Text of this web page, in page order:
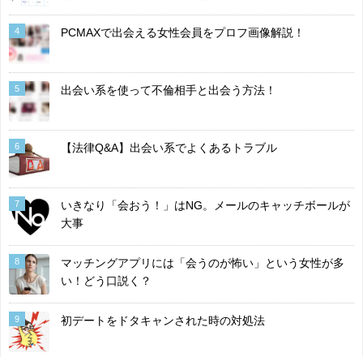
4 PCMAXで出会える女性会員をプロフ画像解説！
5 出会い系を使って不倫相手と出会う方法！
6 【法律Q&A】出会い系でよくあるトラブル
7
いきなり「会おう！」はNG。メールのキャッチボールが
大事
8
マッチングアプリには「会うのが怖い」という女性が多
い！どう口説く？
9 初デートをドタキャンされた時の対処法